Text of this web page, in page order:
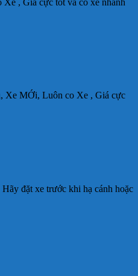
Xe MỚi, Luôn co Xe , Giá cực
đặt xe trước khi hạ cánh hoặc